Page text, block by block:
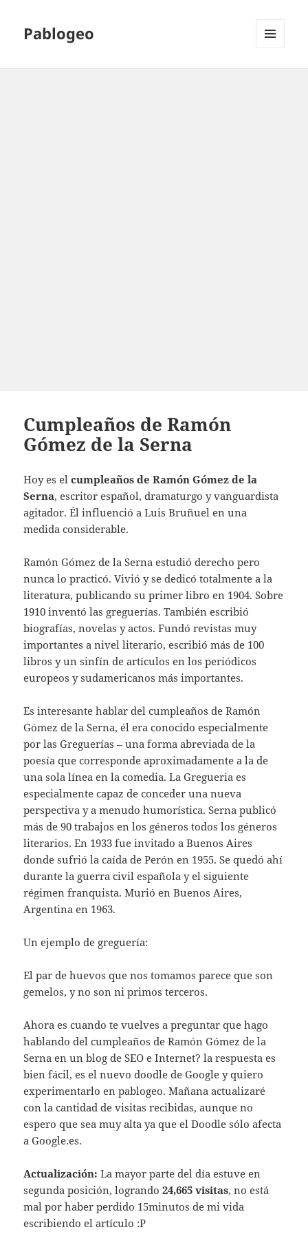
Pablogeo
Cumpleaños de Ramón
Gómez de la Serna
Hoy es elcumpleaños de Ramón Gómez de la
Serna, escritor español, dramaturgo y vanguardista
agitador. Él influenció a Luis Bruñuel en una
medida considerable.
Ramón Gómez de la Serna estudió derecho pero
nunca lo practicó. Vivió y se dedicó totalmente a la
literatura, publicando su primer libro en 1904. Sobre
1910 inventó las greguerías. También escribió
biografías, novelas y actos. Fundó revistas muy
importantes a nivel literario, escribió más de 100
libros y un sinfín de artículos en los periódicos
europeos y sudamericanos más importantes.
Es interesante hablar del cumpleaños de Ramón
Gómez de la Serna, él era conocido especialmente
por las Greguerías – una forma abreviada de la
poesía que corresponde aproximadamente a la de
una sola línea en la comedia. La Gregueria es
especialmente capaz de conceder una nueva
perspectiva y a menudo humorística. Serna publicó
más de 90 trabajos en los géneros todos los géneros
literarios. En 1933 fue invitado a Buenos Aires
donde sufrió la caída de Perón en 1955. Se quedó ahí
durante la guerra civil española y el siguiente
régimen franquista. Murió en Buenos Aires,
Argentina en 1963.
Un ejemplo de greguería:
El par de huevos que nos tomamos parece que son
gemelos, y no son ni primos terceros.
Ahora es cuando te vuelves a preguntar que hago
hablando del cumpleaños de Ramón Gómez de la
Serna en un blog de SEO e Internet? la respuesta es
bien fácil, es el nuevo doodle de Google y quiero
experimentarlo en pablogeo. Mañana actualizaré
con la cantidad de visitas recibidas, aunque no
espero que sea muy alta ya que el Doodle sólo afecta
a Google.es.
Actualización:La mayor parte del día estuve en
segunda posición, logrando24,665 visitas, no está
mal por haber perdido 15minutos de mi vida
escribiendo el artículo :P